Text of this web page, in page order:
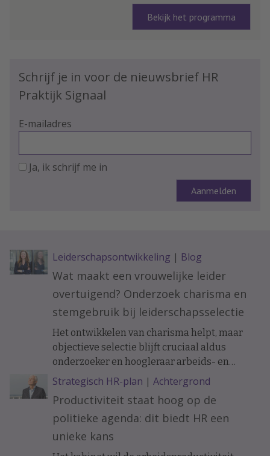
Bekijk het programma
Schrijf je in voor de nieuwsbrief HR
Praktijk Signaal
E-mailadres
Ja, ik schrijf me in
Leiderschapsontwikkeling | Blog
Wat maakt een vrouwelijke leider
overtuigend? Onderzoek charisma en
stemgebruik bij leiderschapsselectie
Het ontwikkelen van charisma helpt, maar
objectieve selectie blijft cruciaal aldus
onderzoeker en hoogleraar arbeids- en
organisatiepsychologie Janneke Oostrom.
Strategisch HR-plan | Achtergrond
Productiviteit staat hoog op de
politieke agenda: dit biedt HR een
unieke kans